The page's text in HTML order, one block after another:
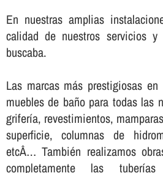
En nuestras amplias
calidad de nuestros servicios
buscaba.
Las marcas más prestigiosas
muebles de baño para todas las
griferí­a, revestimientos,
superficie, columnas de
etcÂ… También realizamos
completamente las